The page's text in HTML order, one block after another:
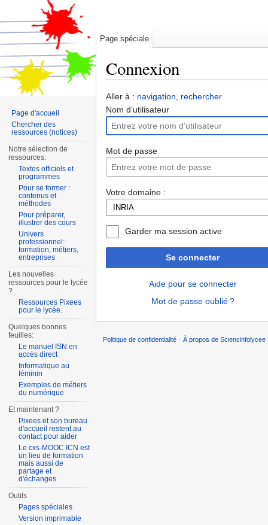
Connexion
Aller à : navigation, rechercher
Nom d’utilisateur
Mot de passe
Votre domaine :
Garder ma session active
Se connecter
Aide pour se connecter
Mot de passe oublié ?
Page spéciale
Page d'accueil
Chercher des
ressources (notices)
Notre sélection de
ressources:
Textes officiels et
programmes
Pour se former :
contenus et
méthodes
Pour préparer,
illustrer des cours
Univers
professionnel:
formation, métiers,
entreprises
Les nouvelles
ressources pour le lycée
?
Ressources Pixees
pour le lycée.
Quelques bonnes
feuilles:
Le manuel ISN en
accès direct
Informatique au
féminin
Exemples de métiers
du numérique
Et maintenant ?
Pixees et son bureau
d'accueil restent au
contact pour aider
Le cxs-MOOC ICN est
un lieu de formation
mais aussi de
partage et
d'échanges
Outils
Pages spéciales
Version imprimable
Politique de confidentialité À propos de Sciencinfolycee